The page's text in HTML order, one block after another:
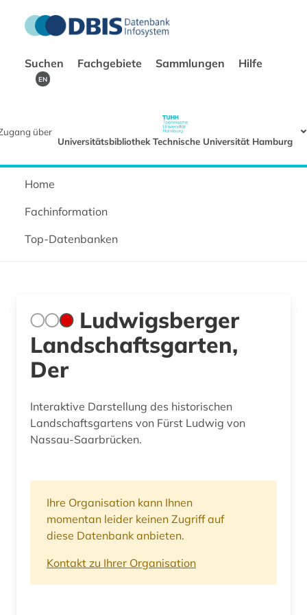
Suchen Fachgebiete Sammlungen Hilfe
EN
über
Universitätsbibliothek Technische Universität Hamburg
Home
Fachinformation
Top-Datenbanken
Ludwigsberger
Landschaftsgarten,
Der
Interaktive Darstellung des historischen
Landschaftsgartens von Fürst Ludwig von
Nassau-Saarbrücken.
Ihre Organisation kann Ihnen
momentan leider keinen Zugriff auf
diese Datenbank anbieten.
Kontakt zu Ihrer Organisation